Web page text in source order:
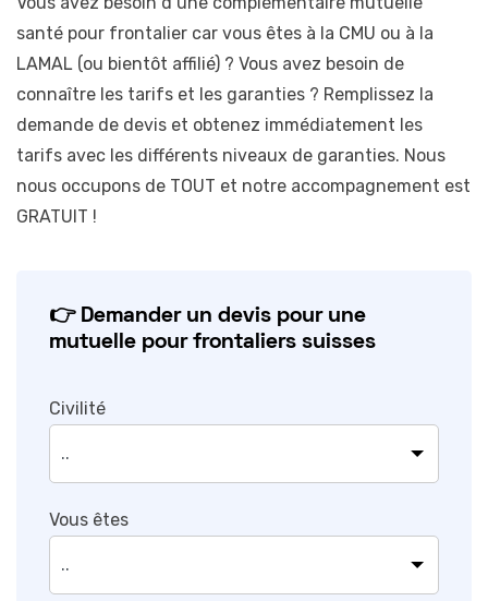
santé pour frontalier car vous êtes à la CMU ou à la
LAMAL (ou bientôt affilié) ? Vous avez besoin de
connaître les tarifs et les garanties ? Remplissez la
demande de devis et obtenez immédiatement les
tarifs avec les différents niveaux de garanties. Nous
nous occupons de TOUT et notre accompagnement est
GRATUIT !
👉 Demander un devis pour une
mutuelle pour frontaliers suisses
Civilité
Vous êtes